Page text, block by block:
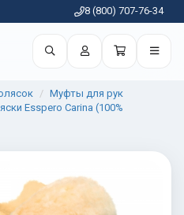
8 (800) 707-76-34
Муфты для рук
Esspero Carina (100%